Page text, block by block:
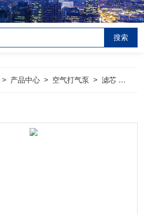
> 产品中心 > 空气打气泵 >滤芯